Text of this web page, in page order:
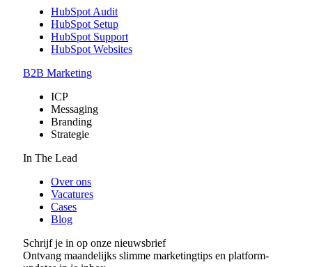
HubSpot Audit
HubSpot Setup
HubSpot Support
HubSpot Websites
B2B Marketing
ICP
Messaging
Branding
Strategie
In The Lead
Over ons
Vacatures
Cases
Blog
Schrijf je in op onze nieuwsbrief
Ontvang maandelijks slimme marketingtips en platform-